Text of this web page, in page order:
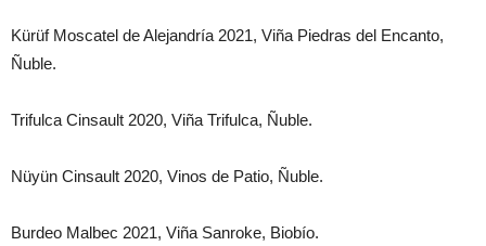
Kürüf Moscatel de Alejandría 2021, Viña Piedras del Encanto,
Ñuble.
Trifulca Cinsault 2020, Viña Trifulca, Ñuble.
Nüyün Cinsault 2020, Vinos de Patio, Ñuble.
Burdeo Malbec 2021, Viña Sanroke, Biobío.